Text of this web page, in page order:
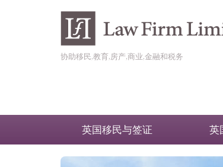
协助移民,教育,房产,商业,金融和税务
英国移民与签证 英